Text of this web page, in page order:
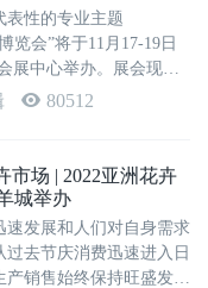
表性的专业主题
览会”将于11月17-19日
展中心举办。展会现场
、供需对接、洽谈交
80512
市场 | 2022亚洲花卉
城举办
速发展和人们对自身需求
去节庆消费迅速进入日
销售始终保持旺盛发展